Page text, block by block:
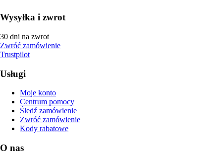
Wysyłka i zwrot
30 dni na zwrot
Zwróć zamówienie
Trustpilot
Usługi
Moje konto
Centrum pomocy
Śledź zamówienie
Zwróć zamówienie
Kody rabatowe
O nas